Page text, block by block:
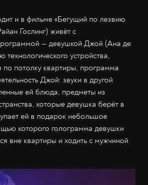
и в фильме «Бегущий по лезвию
Гослинг) живёт с
— девушкой Джой (Ана де
устройства,
потолку квартиры, программа
Джой: звуки в другой
ей блюда, предметы из
которые девушка берёт в
ей в подарок небольшое
которого голограмма девушки
вне квартиры и ходить с мужчиной